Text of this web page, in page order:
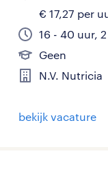
€ 17,27 per
16 - 40 uur,
Geen
N.V. Nutricia
bekijk vacature